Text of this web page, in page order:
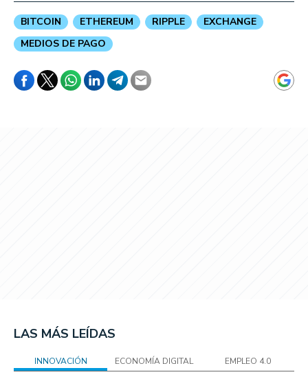
BITCOIN ETHEREUM RIPPLE
EXCHANGE
MEDIOS DE PAGO
LAS MÁS LEÍDAS
INNOVACIÓN ECONOMÍA DIGITAL EMPLEO 4.0